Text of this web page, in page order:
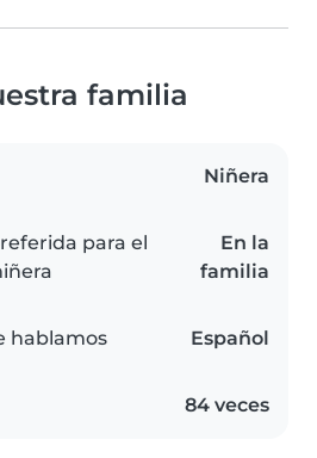
familia
Niñera
para el
En la
familia
hablamos Español
84 veces